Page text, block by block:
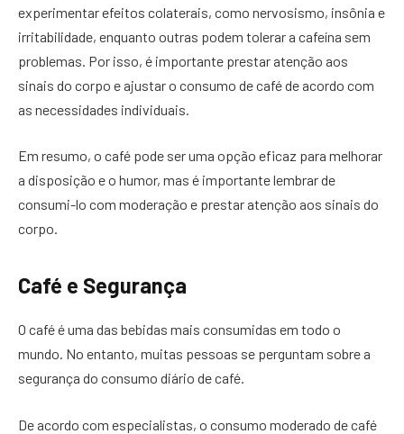
experimentar efeitos colaterais, como nervosismo, insônia e
irritabilidade, enquanto outras podem tolerar a cafeína sem
problemas. Por isso, é importante prestar atenção aos
sinais do corpo e ajustar o consumo de café de acordo com
as necessidades individuais.
Em resumo, o café pode ser uma opção eficaz para melhorar
a disposição e o humor, mas é importante lembrar de
consumi-lo com moderação e prestar atenção aos sinais do
corpo.
Café e Segurança
O café é uma das bebidas mais consumidas em todo o
mundo. No entanto, muitas pessoas se perguntam sobre a
segurança do consumo diário de café.
De acordo com especialistas, o consumo moderado de café